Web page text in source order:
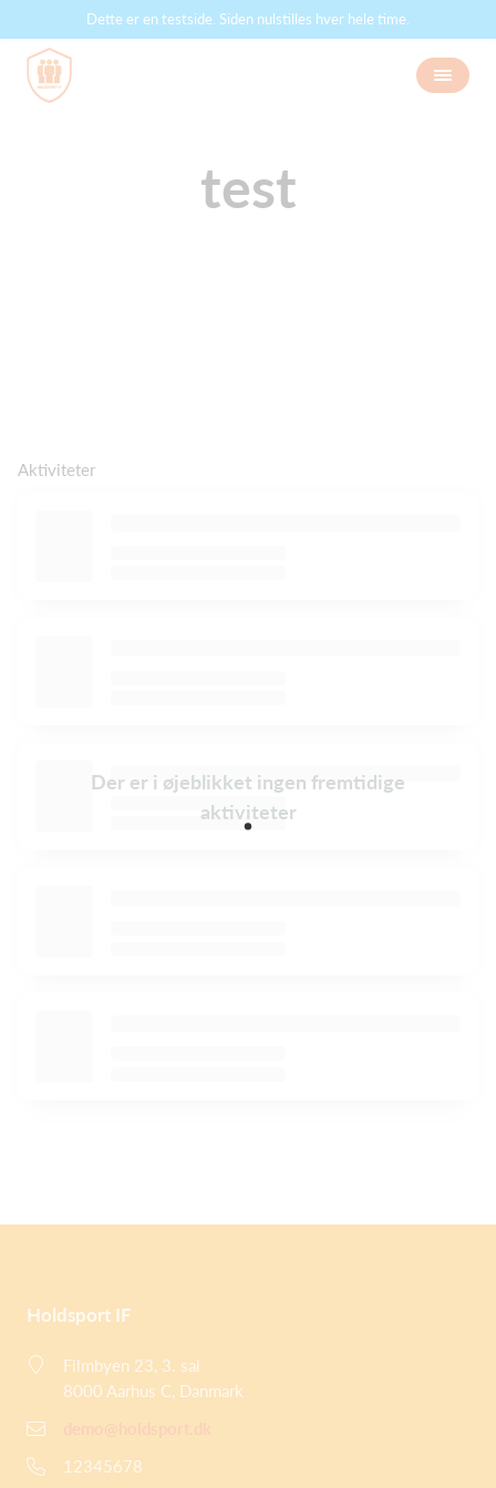
Dette er en testside. Siden nulstilles hver hele time.
test
Aktiviteter
Der er i øjeblikket ingen fremtidige
aktiviteter
Holdsport IF
Filmbyen 23, 3. sal
8000 Aarhus C, Danmark
12345678